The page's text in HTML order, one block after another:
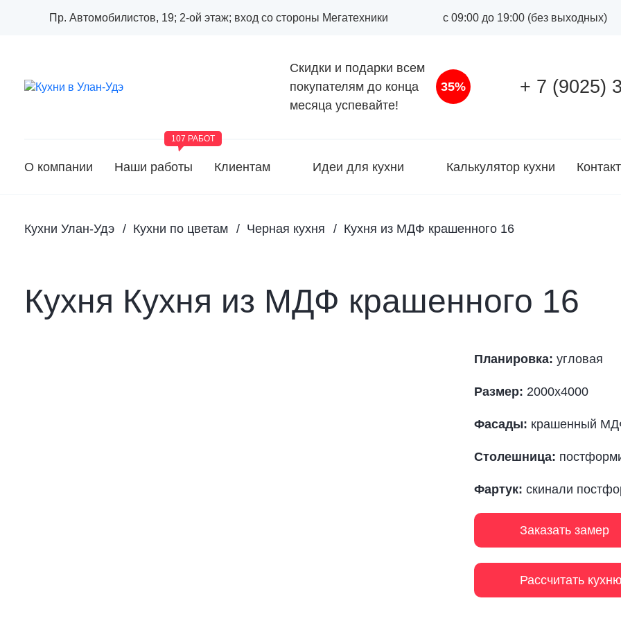
Пр. Автомобилистов, 19; 2-ой этаж; вход со стороны Мегатехники с 09:00 до 19:00 (без выходных)
Скидки и подарки всем
покупателям до конца
35%
месяца успевайте!
+ 7 (9025)
О компании
107 РАБОТ
Наши работы Клиентам Идеи для кухни Калькулятор кухни
Кухни Улан-Удэ Кухни по цветам Черная кухня Кухня из МДФ крашенного 16
Кухня Кухня из МДФ крашенного 16
Планировка: угловая
Размер: 2000х4000
Фасады: крашенный
Столешница:
Фартук: скинали
Заказать замер
Рассчитать кухню